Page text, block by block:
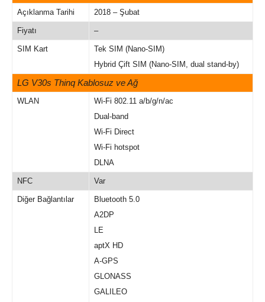
Açıklanma Tarihi 2018 – Şubat
Fiyatı –
SIM Kart
Tek SIM (Nano-SIM)
Hybrid Çift SIM (Nano-SIM, dual stand-by)
LG V30s Thinq Kablosuz ve Ağ
WLAN
Wi-Fi 802.11 a/b/g/n/ac
Dual-band
Wi-Fi Direct
Wi-Fi hotspot
DLNA
NFC Var
Diğer Bağlantılar
Bluetooth 5.0
A2DP
LE
aptX HD
A-GPS
GLONASS
GALILEO